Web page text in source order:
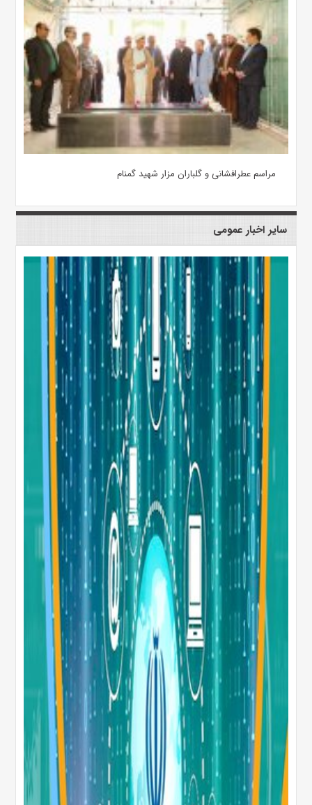
مراسم عطرافشانی و گلباران مزار شهید گمنام
سایر اخبار عمومی